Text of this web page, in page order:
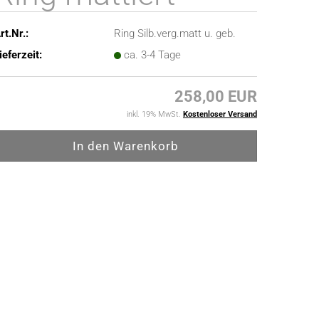
Ring Silb.verg.matt u. geb.
ca. 3-4 Tage
258,00 EUR
inkl. 19% MwSt. Kostenloser Versand